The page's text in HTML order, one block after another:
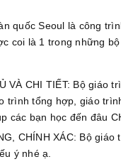
quốc Seoul là công
coi là 1 trong những
VÀ CHI TIẾT: Bộ giáo
trình tổng hợp, giáo
các bạn học đến đâu
CHÍNH XÁC: Bộ
ý nhé ạ.